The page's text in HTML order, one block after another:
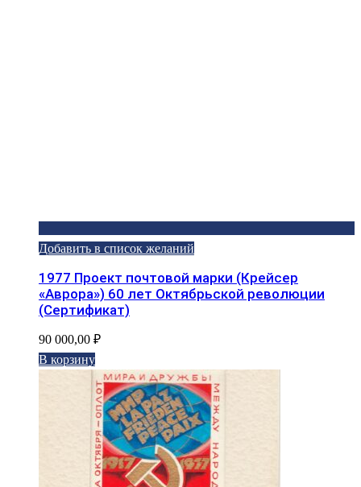
Добавить в список желаний
1977 Проект почтовой марки (Крейсер
«Аврора») 60 лет Октябрьской революции
(Сертификат)
90 000,00 ₽
В корзину